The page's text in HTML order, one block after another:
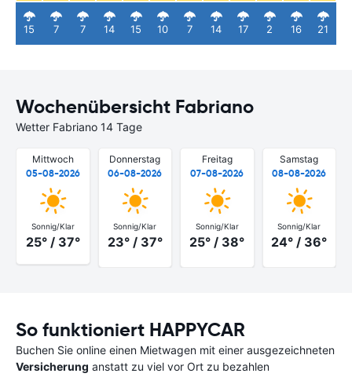
15 7 7 14 15 10 7 14 17 2 16 21
Wochenübersicht Fabriano
Wetter Fabriano 14 Tage
Mittwoch
05-08-2026
Sonnig/Klar
25° / 37°
Donnerstag
06-08-2026
Sonnig/Klar
23° / 37°
Freitag
07-08-2026
Sonnig/Klar
25° / 38°
Samstag
08-08-2026
Sonnig/Klar
24° / 36°
So funktioniert HAPPYCAR
Buchen Sie online einen Mietwagen mit einer ausgezeichneten
Versicherung anstatt zu viel vor Ort zu bezahlen